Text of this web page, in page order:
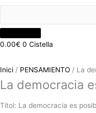
0.00€ 0 Cistella
Inici / PENSAMIENTO / La
La democracia
Títol: La democracia es